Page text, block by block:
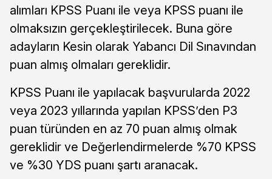
alımları KPSS Puanı ile veya KPSS puanı ile
olmaksızın gerçekleştirilecek. Buna göre
adayların Kesin olarak Yabancı Dil Sınavından
puan almış olmaları gereklidir.
KPSS Puanı ile yapılacak başvurularda 2022
veya 2023 yıllarında yapılan KPSS’den P3
puan türünden en az 70 puan almış olmak
gereklidir ve Değerlendirmelerde %70 KPSS
ve %30 YDS puanı şartı aranacak.